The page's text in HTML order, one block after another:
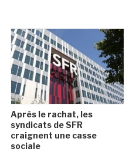
Après le rachat, les
syndicats de SFR
craignent une casse
sociale